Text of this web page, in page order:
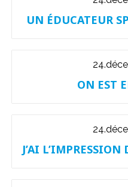
UN ÉDUCATEUR
ON EST
J’AI